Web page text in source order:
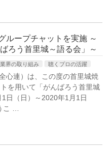
ループチャットを実施 ～
ろう首里城～語る会」～
界の取り組み 聴くプロの活躍
心連）は、この度の首里城焼
を用いて「がんばろう首里城
日（日）～2020年1月1日
こ …